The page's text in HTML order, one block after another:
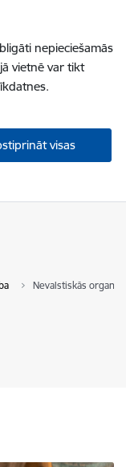
nepieciešamās
vietnē var tikt
visas
Nevalstiskās